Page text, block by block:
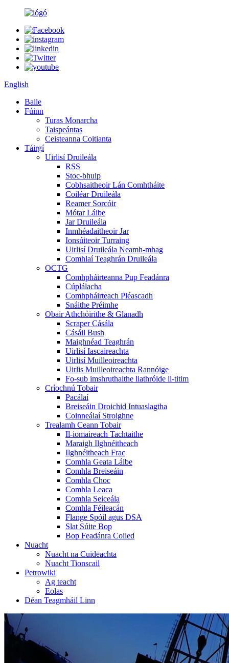
English
Baile
Fúinn
Turas Monarcha
Taispeántas
Ceisteanna Coitianta
Táirgí
Uirlisí Druileála
RSS
Stoc-bhuip
Cobhsaitheoir Lán Comhtháite
Coiléar Druileála
Reamer Sorcóir
Mótar Láibe
Jar Druileála
Inmhéadaitheoir Jar
Ionsúiteoir Turraing
Uirlisí Druileála Neamh-mhag
Comhlaí Teaghrán Druileála
OCTG
Comhpháirteanna Pup Feadánra
Cúplálacha
Comhpháirteach Pléascadh
Snáithe Préimhe
Obair Athchóirithe & Glanadh
Scraper Cásála
Cásáil Bush
Maighnéad Teaghrán
Uirlisí Iascaireachta
Uirlisí Muilleoireachta
Uirlis Muilleoireachta Rannóige
Fo-sub imshruthaithe liathróide il-titim
Críochnú Tobair
Pacálaí
Breiseáin Droichid Intuaslagtha
Coinneálaí Stroighne
Trealamh Ceann Tobair
Il-iomaireach Tachtaithe
Maraigh Ilghnéitheach
Ilghnéitheach Frac
Comhla Geata Láibe
Comhla Breiseáin
Comhla Choc
Comhla Leaca
Comhla Seiceála
Comhla Féileacán
Flange Spóil agus DSA
Slat Súite Bop
Bop Feadánra Coiled
Nuacht
Nuacht na Cuideachta
Nuacht Tionscail
Petrowiki
Ag teacht
Eolas
Déan Teagmháil Linn